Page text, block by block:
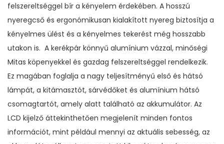
felszereltséggel bír a kényelem érdekében. A hosszú
nyeregcső és ergonómikusan kialakított nyereg biztosítja a
kényelmes ülést és a kényelmes tekerést még hosszabb
utakon is. A kerékpár könnyű alumínium vázzal, minőségi
Mitas köpenyekkel és gazdag felszereltséggel rendelkezik.
Ez magában foglalja a nagy teljesítményű első és hátsó
lámpát, a kitámasztót, sárvédőket és alumínium hátsó
csomagtartót, amely alatt található az akkumulátor. Az
LCD kijelző áttekinthetően megjelenít minden fontos
információt, mint például mennyi az aktuális sebesség, az